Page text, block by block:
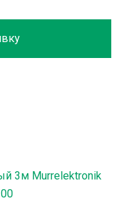
3м Murrelektronik